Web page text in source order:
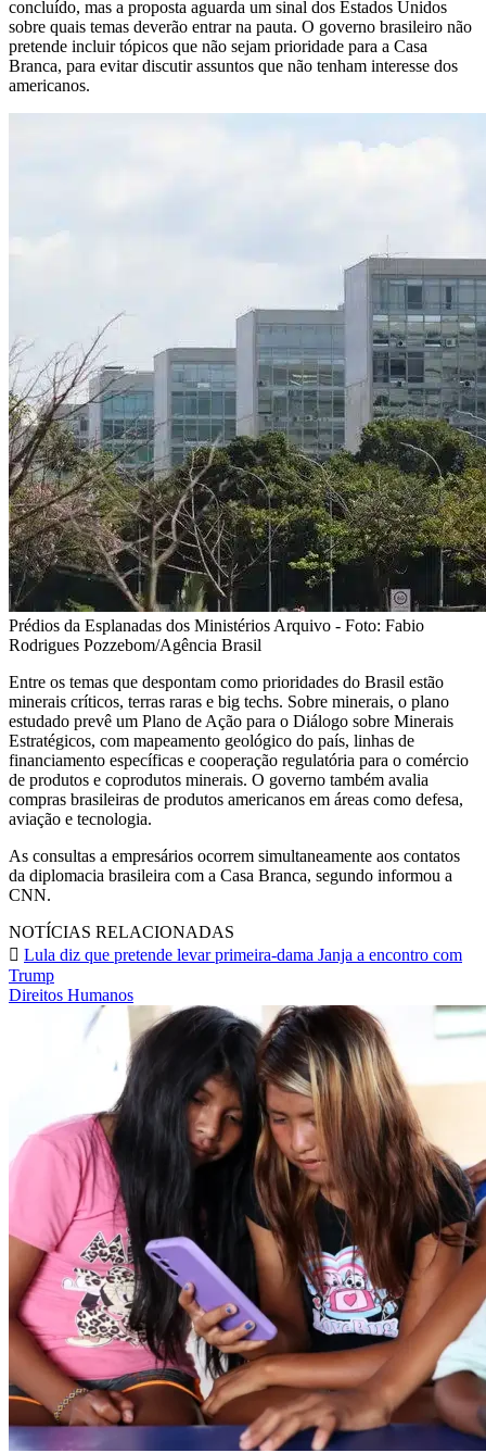
concluído, mas a proposta aguarda um sinal dos Estados Unidos
sobre quais temas deverão entrar na pauta. O governo brasileiro não
pretende incluir tópicos que não sejam prioridade para a Casa
Branca, para evitar discutir assuntos que não tenham interesse dos
americanos.
Prédios da Esplanadas dos Ministérios Arquivo - Foto: Fabio
Rodrigues Pozzebom/Agência Brasil
Entre os temas que despontam como prioridades do Brasil estão
minerais críticos, terras raras e big techs. Sobre minerais, o plano
estudado prevê um Plano de Ação para o Diálogo sobre Minerais
Estratégicos, com mapeamento geológico do país, linhas de
financiamento específicas e cooperação regulatória para o comércio
de produtos e coprodutos minerais. O governo também avalia
compras brasileiras de produtos americanos em áreas como defesa,
aviação e tecnologia.
As consultas a empresários ocorrem simultaneamente aos contatos
da diplomacia brasileira com a Casa Branca, segundo informou a
CNN.
NOTÍCIAS RELACIONADAS
Lula diz que pretende levar primeira-dama Janja a encontro com
Trump
Direitos Humanos